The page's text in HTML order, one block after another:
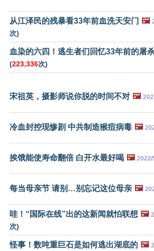
从江泽民的残暴看33年前血洗天安门 🖼️
次)
血染的六四！逃生者们回忆33年前的屠
(223,336次)
宋祖英，摄影师说你脱的时间不对 🖼️
冷血封控现惨剧 中共制造猴痘病毒 🖼️
挨饿能使寿命翻倍 白开水最好喝 🖼️ 2022/
每当母亲节 请别…别忘记这位母亲 🖼️
哇！“国际在线”出的这新闻就怕联想 🖼️
次)
怪事！数吨重巨石是如何逃出湖底的 🖼️